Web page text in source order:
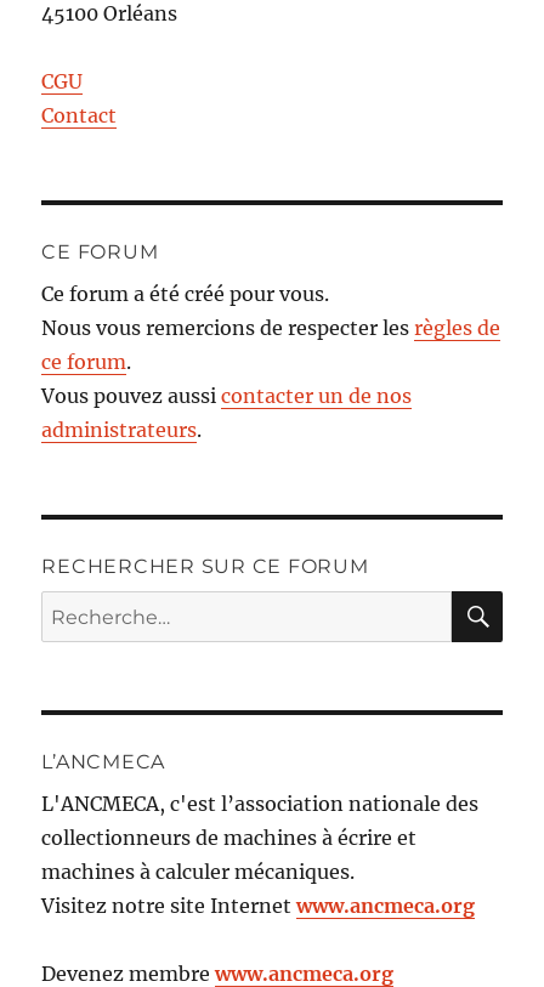
45100 Orléans
CGU
Contact
CE FORUM
Ce forum a été créé pour vous.
Nous vous remercions de respecter lesrègles de
ce forum.
Vous pouvez aussicontacter un de nos
administrateurs.
RECHERCHER SUR CE FORUM
Recherche
pour :
L’ANCMECA
L'ANCMECA, c'est l’association nationale des
collectionneurs de machines à écrire et
machines à calculer mécaniques.
Visitez notre site Internetwww.ancmeca.org
Devenez membrewww.ancmeca.org